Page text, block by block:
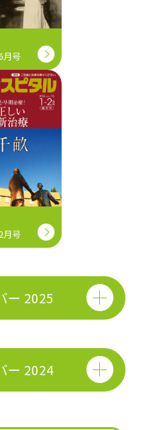
月号
月号
ー 2025
ー 2024